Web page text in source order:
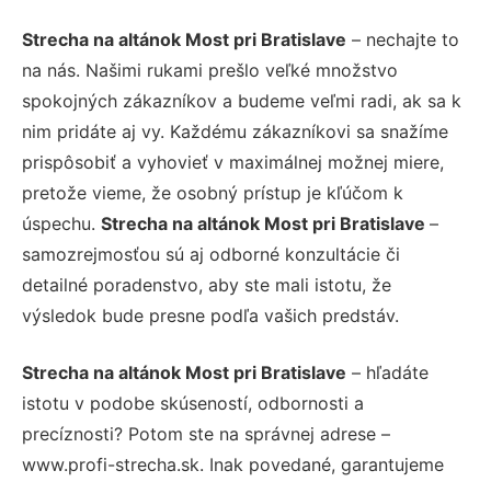
Strecha na altánok Most pri Bratislave – nechajte to
na nás. Našimi rukami prešlo veľké množstvo
spokojných zákazníkov a budeme veľmi radi, ak sa k
nim pridáte aj vy. Každému zákazníkovi sa snažíme
prispôsobiť a vyhovieť v maximálnej možnej miere,
pretože vieme, že osobný prístup je kľúčom k
úspechu. Strecha na altánok Most pri Bratislave –
samozrejmosťou sú aj odborné konzultácie či
detailné poradenstvo, aby ste mali istotu, že
výsledok bude presne podľa vašich predstáv.
Strecha na altánok Most pri Bratislave – hľadáte
istotu v podobe skúseností, odbornosti a
precíznosti? Potom ste na správnej adrese –
www.profi-strecha.sk. Inak povedané, garantujeme